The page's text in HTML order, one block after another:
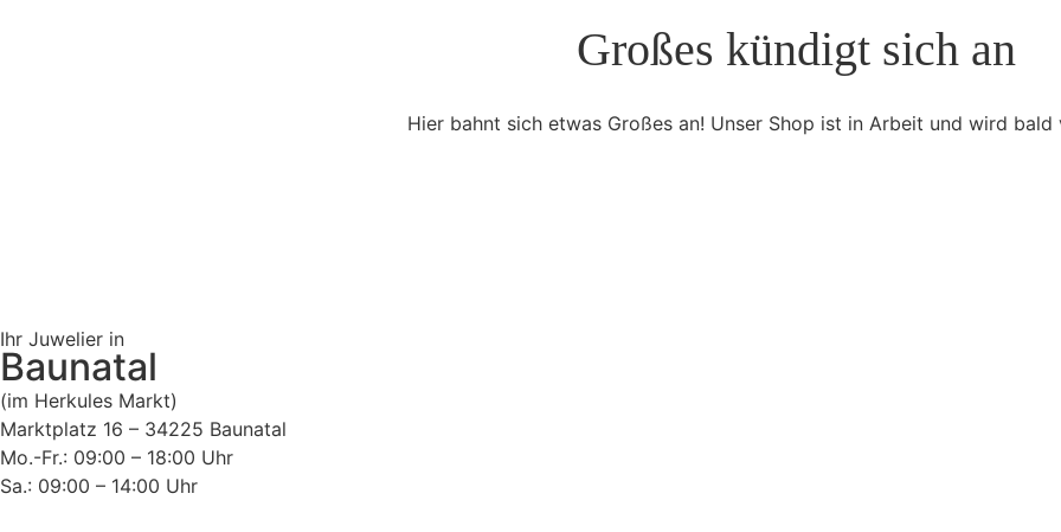
Großes kündigt sich an
Hier bahnt sich etwas Großes an! Unser Shop ist in Arbeit und wird
Ihr Juwelier in
Baunatal
(im Herkules Markt)
Marktplatz 16 – 34225 Baunatal
Mo.-Fr.: 09:00 – 18:00 Uhr
Sa.: 09:00 – 14:00 Uhr